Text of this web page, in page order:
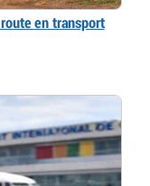
en transport